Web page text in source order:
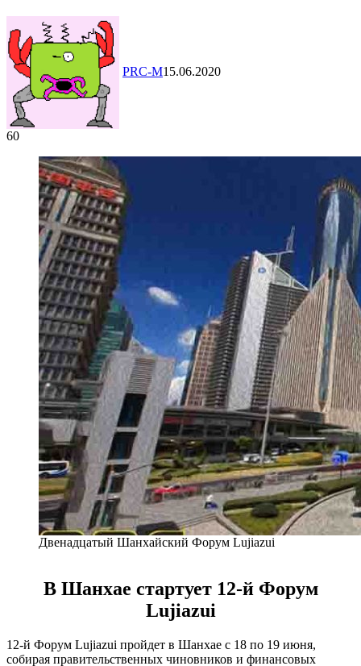
PRC-M15.06.2020
60
Двенадцатый Шанхайский Форум Lujiazui
В Шанхае стартует 12-й Форум
Lujiazui
12-й Форум Lujiazui пройдет в Шанхае с 18 по 19 июня,
собирая правительственных чиновников и финансовых